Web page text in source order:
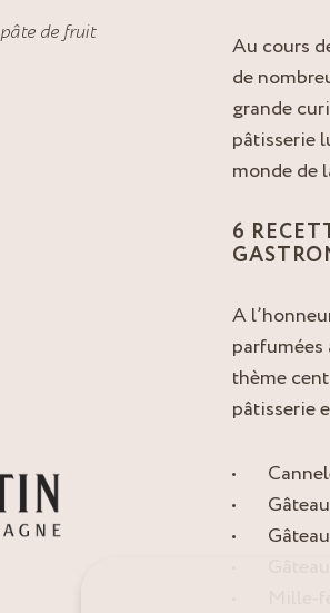
pâte de fruit
Au cours
de
grande
pâtisserie
monde de
6
A
thème
pâtisserie